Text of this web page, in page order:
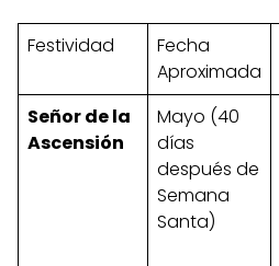
Festividad
Fecha
Aproximada
Señor de la
Ascensión
Mayo (40
días
después de
Semana
Santa)